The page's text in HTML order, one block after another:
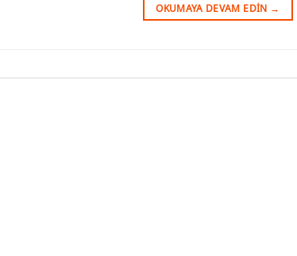
OKUMAYA DEVAM EDIN →